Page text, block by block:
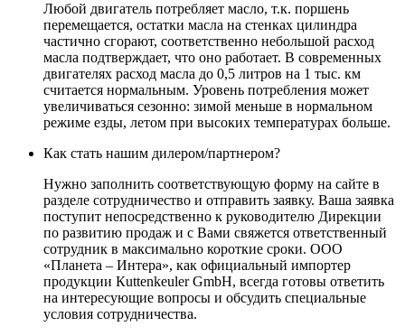
Любой двигатель потребляет масло, т.к. поршень
перемещается, остатки масла на стенках цилиндра
частично сгорают, соответственно небольшой расход
масла подтверждает, что оно работает. В современных
двигателях расход масла до 0,5 литров на 1 тыс. км
считается нормальным. Уровень потребления может
увеличиваться сезонно: зимой меньше в нормальном
режиме езды, летом при высоких температурах больше.
Как стать нашим дилером/партнером?
Нужно заполнить соответствующую форму на сайте в
разделе сотрудничество и отправить заявку. Ваша заявка
поступит непосредственно к руководителю Дирекции
по развитию продаж и с Вами свяжется ответственный
сотрудник в максимально короткие сроки. ООО
«Планета – Интера», как официальный импортер
продукции Кuttenkeuler GmbH, всегда готовы ответить
на интересующие вопросы и обсудить специальные
условия сотрудничества.